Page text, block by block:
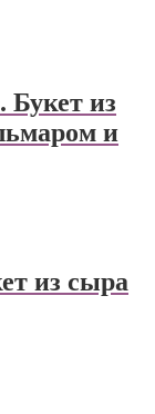
из
и
из сыра